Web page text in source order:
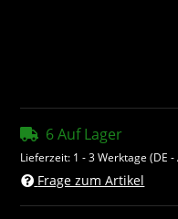
6 Auf Lager
Lieferzeit: 1 - 3 Werktage(DE
Frage zum Artikel